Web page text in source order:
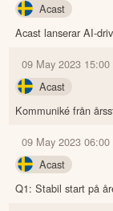
Acast
Acast lanserar AI-
09 May 2023 15:00
Acast
Kommuniké från
09 May 2023 06:00
Acast
Q1: Stabil start på